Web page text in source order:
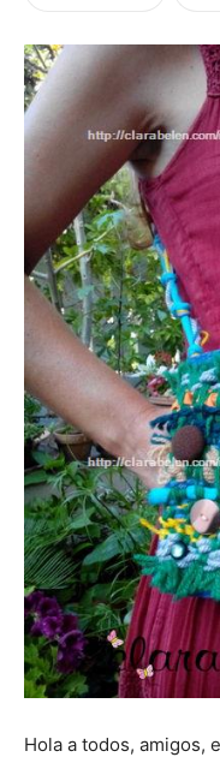
Hola a todos, amigos,